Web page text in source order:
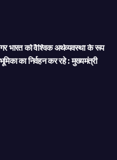
भारत को वैश्विक अर्थव्यवस्था के रूप
का निर्वहन कर रहे : मुख्यमंत्री